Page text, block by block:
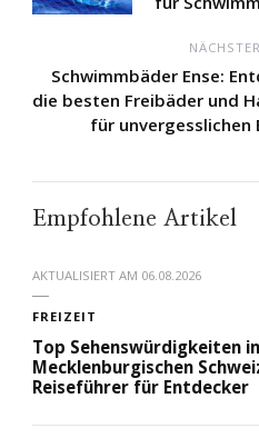
Schwimmbäder Ense:
die besten Freibäder und
für unvergesslichen
Empfohlene Artikel
AKTUALISIERT AM 06.08.2026
FREIZEIT
Top Sehenswürdigkeiten
Mecklenburgischen
Reiseführer für Entdecker